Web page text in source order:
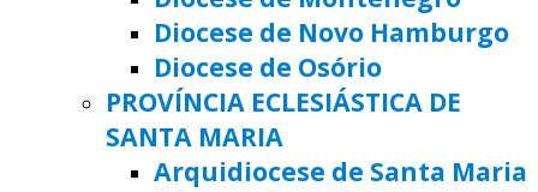
Diocese de Novo Hamburgo
Diocese de Osório
PROVÍNCIA ECLESIÁSTICA DE
SANTA MARIA
Arquidiocese de Santa Maria